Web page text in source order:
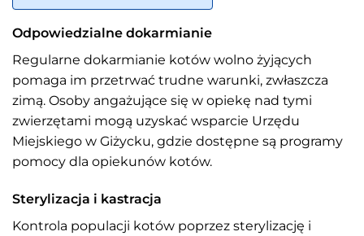
Odpowiedzialne dokarmianie
Regularne dokarmianie kotów wolno żyjących
pomaga im przetrwać trudne warunki, zwłaszcza
zimą. Osoby angażujące się w opiekę nad tymi
zwierzętami mogą uzyskać wsparcie Urzędu
Miejskiego w Giżycku, gdzie dostępne są programy
pomocy dla opiekunów kotów.
Sterylizacja i kastracja
Kontrola populacji kotów poprzez sterylizację i